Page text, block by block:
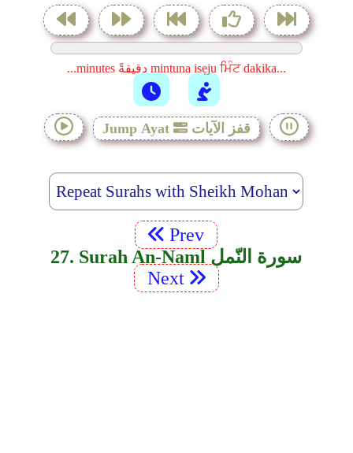
...minutes دقيقةً mintuna isẹju ਮਿੰਟ dakika...
Jump Ayat قفز الآيات
Prev
27. Surah An-Naml سورة النّمل
Next